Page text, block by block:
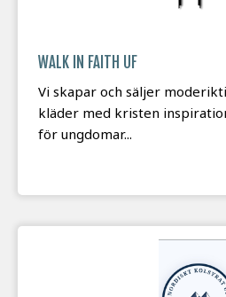
WALK IN FAITH UF
Vi skapar och säljer
kläder med kristen
för ungdomar...